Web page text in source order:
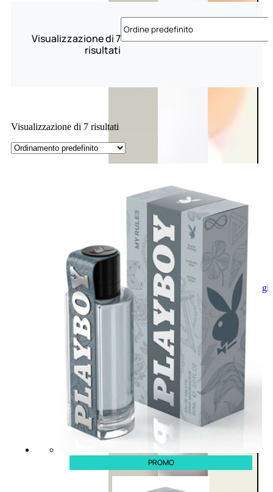
Aggiungi
al
carrello
Visualizzazione di 7
risultati
Visualizzazione di 7 risultati
PROMO